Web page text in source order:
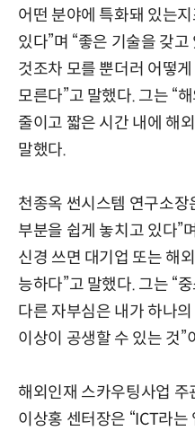
어떤 분야에 특화돼 있는
있다”며 “좋은 기술을 갖
것조차 모를 뿐더러 어떻
모른다”고 말했다. 그는 “
줄이고 짧은 시간 내에 해
말했다.
천종옥 썬시스템 연구소
부분을 쉽게 놓치고 있다”
신경 쓰면 대기업 또는 해
능하다”고 말했다. 그는 “
다른 자부심은 내가 하나
이상이 공생할 수 있는 것”
해외인재 스카우팅사업
이상홍 센터장은 “ICT라